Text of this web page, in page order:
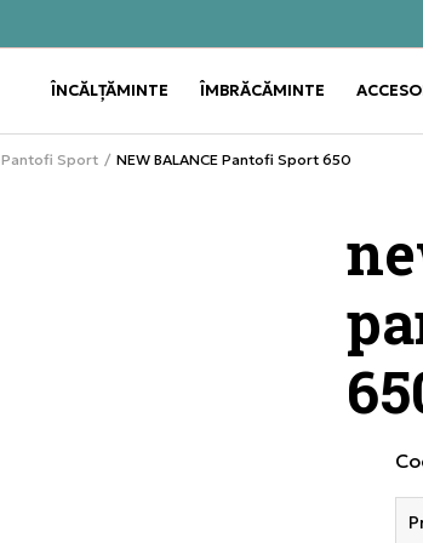
ÎNCĂLȚĂMINTE Use
ÎMBRĂCĂMINTE Use
Pantofi Sport NEW BALANCE Pantofi Sport 650